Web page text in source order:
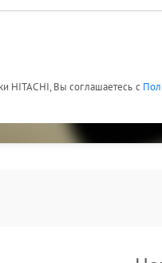
HITACHI, Вы соглашаетесь с